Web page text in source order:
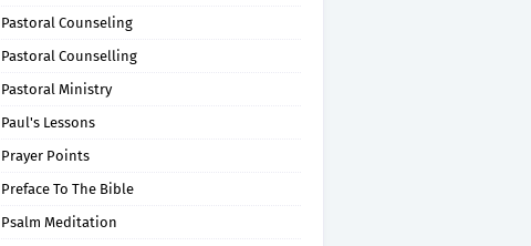
Pastoral Counseling
Pastoral Counselling
Pastoral Ministry
Paul's Lessons
Prayer Points
Preface To The Bible
Psalm Meditation